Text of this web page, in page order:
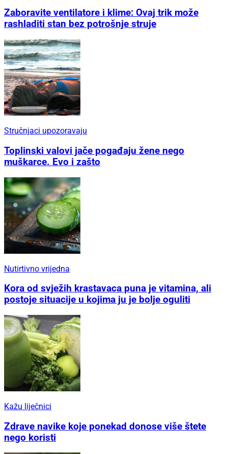
Zaboravite ventilatore i klime: Ovaj trik može
rashladiti stan bez potrošnje struje
Stručnjaci upozoravaju
Toplinski valovi jače pogađaju žene nego
muškarce. Evo i zašto
Nutirtivno vrijedna
Kora od svježih krastavaca puna je vitamina, ali
postoje situacije u kojima ju je bolje oguliti
Kažu liječnici
Zdrave navike koje ponekad donose više štete
nego koristi